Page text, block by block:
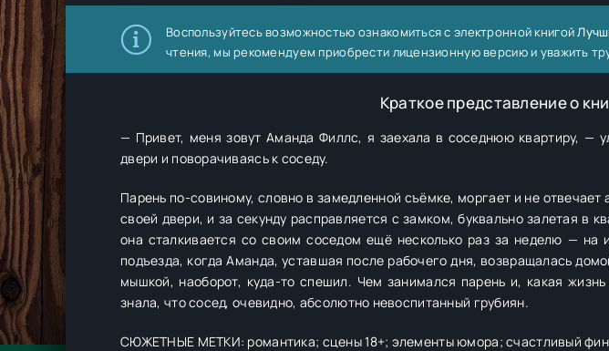
Воспользуйтесь возможностью ознакомиться с электронной книгой
чтения, мы рекомендуем приобрести лицензионную версию и уважить
Краткое представление о
— Привет, меня зовут Аманда Филлс, я заехала в соседнюю квартиру, —
двери и поворачиваясь к соседу.
Парень по-совиному, словно в замедленной съёмке, моргает и не отвечает
своей двери, и за секунду расправляется с замком, буквально залетая в
она сталкивается со своим соседом ещё несколько раз за неделю — на
подъезда, когда Аманда, уставшая после рабочего дня, возвращалась
мышкой, наоборот, куда-то спешил. Чем занимался парень и, какая
знала, что сосед, очевидно, абсолютно невоспитанный грубиян.
СЮЖЕТНЫЕ МЕТКИ: романтика; сцены 18+; элементы юмора; счастливый